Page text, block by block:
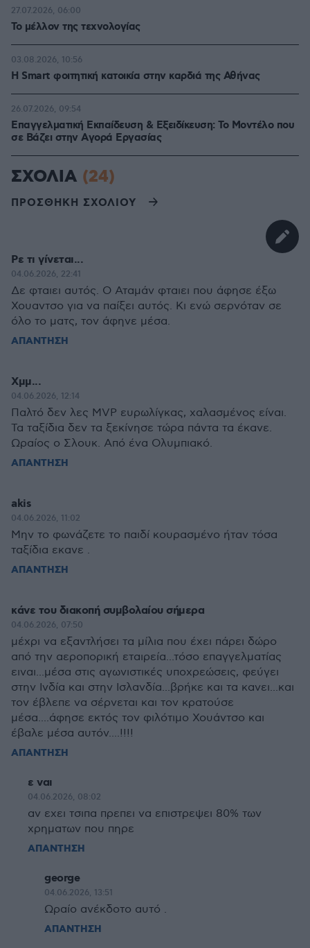
Το μέλλον της τεχνολογίας
27.07.2026, 06:00
Η Smart φοιτητική κατοικία στην καρδιά της Αθήνας
03.08.2026, 10:56
Επαγγελματική Εκπαίδευση & Εξειδίκευση: Το Mοντέλο που
σε Bάζει στην Aγορά Eργασίας
26.07.2026, 09:54
ΣΧΟΛΙΑ (24)
ΠΡΟΣΘΗΚΗ ΣΧΟΛΙΟΥ
Ρε τι γίνεται...
04.06.2026, 22:41
Δε φταιει αυτός. Ο Αταμάν φταιει που άφησε έξω
Χουαντσο για να παίξει αυτός. Κι ενώ σερνόταν σε
όλο το ματς, τον άφηνε μέσα.
ΑΠΑΝΤΗΣΗ
Χμμ...
04.06.2026, 12:14
Παλτό δεν λες MVP ευρωλίγκας, χαλασμένος είναι.
Τα ταξίδια δεν τα ξεκίνησε τώρα πάντα τα έκανε.
Ωραίος ο Σλουκ. Από ένα Ολυμπιακό.
ΑΠΑΝΤΗΣΗ
akis
04.06.2026, 11:02
Μην το φωνάζετε το παιδί κουρασμένο ήταν τόσα
ταξίδια εκανε .
ΑΠΑΝΤΗΣΗ
κάνε του διακοπή συμβολαίου σήμερα
04.06.2026, 07:50
μέχρι να εξαντλήσει τα μίλια που έχει πάρει δώρο
από την αεροπορική εταιρεία...τόσο επαγγελματίας
ειναι...μέσα στις αγωνιστικές υποχρεώσεις, φεύγει
στην Ινδία και στην Ισλανδία...βρήκε και τα κανει...και
τον έβλεπε να σέρνεται και τον κρατούσε
μέσα....άφησε εκτός τον φιλότιμο Χουάντσο και
έβαλε μέσα αυτόν....!!!!
ΑΠΑΝΤΗΣΗ
ε ναι
04.06.2026, 08:02
αν εχει τσιπα πρεπει να επιστρεψει 80% των
χρηματων που πηρε
ΑΠΑΝΤΗΣΗ
george
04.06.2026, 13:51
Ωραίο ανέκδοτο αυτό .
ΑΠΑΝΤΗΣΗ